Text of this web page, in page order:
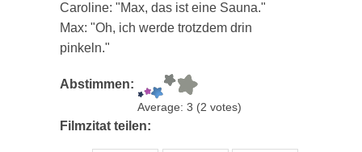
Caroline: "Max, das ist eine Sauna."
Max: "Oh, ich werde trotzdem drin
pinkeln."
Abstimmen:
Average: 3 (2 votes)
Filmzitat teilen: